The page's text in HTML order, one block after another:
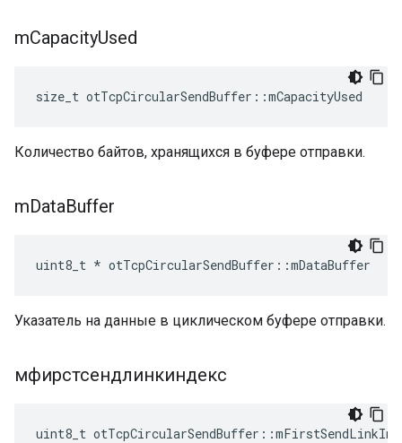
mCapacityUsed
size_t otTcpCircularSendBuffer ::mCapacityUsed
Количество байтов, хранящихся в буфере отправки.
mDataBuffer
uint8_t * otTcpCircularSendBuffer ::mDataBuffer
Указатель на данные в циклическом буфере отправки.
мфирстсендлинкиндекс
uint8_t otTcpCircularSendBuffer ::